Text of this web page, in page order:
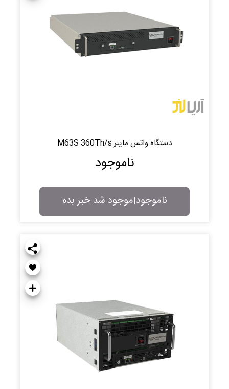
دستگاه واتس ماینر M63S 360Th/s
ناموجود
ناموجود|موجود شد خبر بده